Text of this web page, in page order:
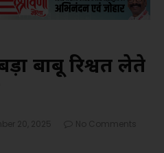
बाबू रिश्वत लेते
20, 2025
No Comments